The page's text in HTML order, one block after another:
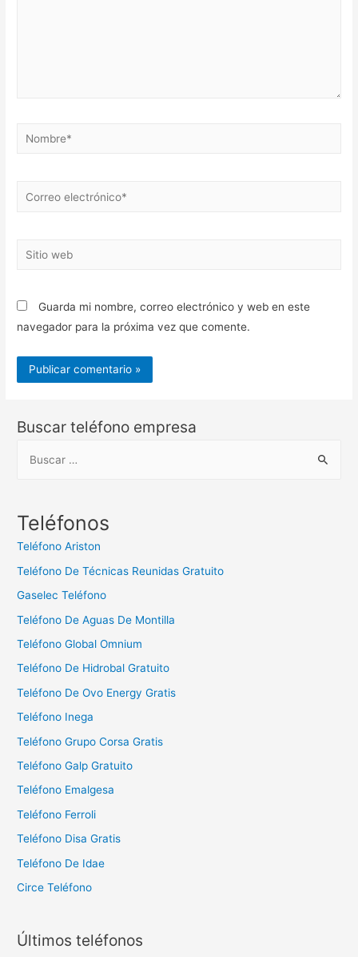
Nombre*
Correo
Sitio
Guarda mi nombre, correo electrónico y web en este
navegador para la próxima vez que comente.
Buscar teléfono empresa
c
:
Teléfonos
Teléfono Ariston
Teléfono De Técnicas Reunidas Gratuito
Gaselec Teléfono
Teléfono De Aguas De Montilla
Teléfono Global Omnium
Teléfono De Hidrobal Gratuito
Teléfono De Ovo Energy Gratis
Teléfono Inega
Teléfono Grupo Corsa Gratis
Teléfono Galp Gratuito
Teléfono Emalgesa
Teléfono Ferroli
Teléfono Disa Gratis
Teléfono De Idae
Circe Teléfono
Últimos teléfonos